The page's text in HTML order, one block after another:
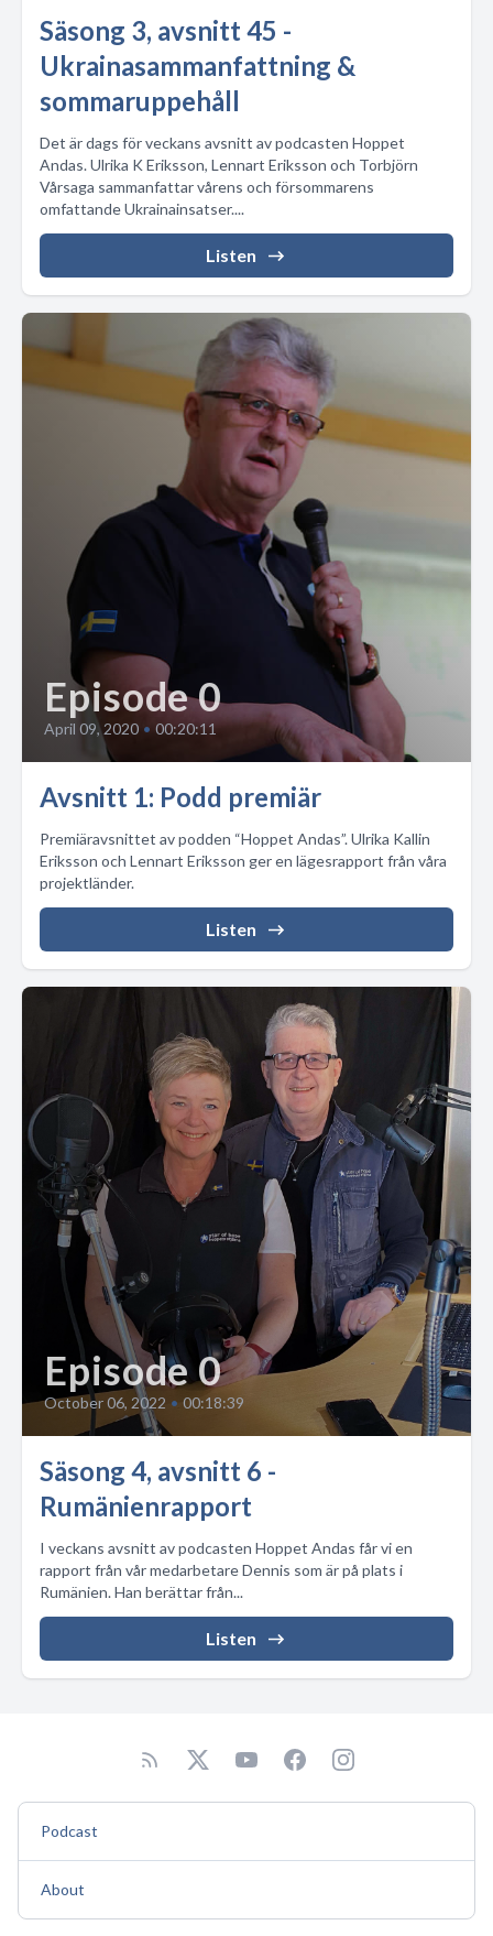
Säsong 3, avsnitt 45 -
Ukrainasammanfattning &
sommaruppehåll
Det är dags för veckans avsnitt av podcasten Hoppet
Andas. Ulrika K Eriksson, Lennart Eriksson och Torbjörn
Vårsaga sammanfattar vårens och försommarens
omfattande Ukrainainsatser....
Listen
Episode 0
April 09, 2020 • 00:20:11
Avsnitt 1: Podd premiär
Premiäravsnittet av podden “Hoppet Andas”. Ulrika Kallin
Eriksson och Lennart Eriksson ger en lägesrapport från våra
projektländer.
Listen
Episode 0
October 06, 2022 • 00:18:39
Säsong 4, avsnitt 6 -
Rumänienrapport
I veckans avsnitt av podcasten Hoppet Andas får vi en
rapport från vår medarbetare Dennis som är på plats i
Rumänien. Han berättar från...
Listen
Podcast
About